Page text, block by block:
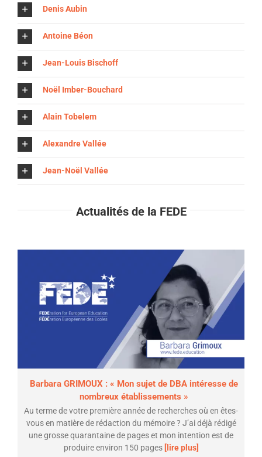
Denis Aubin
Antoine Béon
Jean-Louis Bischoff
Noël Imber-Bouchard
Alain Tobelem
Alexandre Vallée
Jean-Noël Vallée
Actualités de la FEDE
Barbara GRIMOUX : « Mon sujet de DBA intéresse de
nombreux établissements »
Au terme de votre première année de recherches où en êtes-
vous en matière de rédaction du mémoire ? J’ai déjà rédigé
une grosse quarantaine de pages et mon intention est de
produire environ 150 pages [lire plus]